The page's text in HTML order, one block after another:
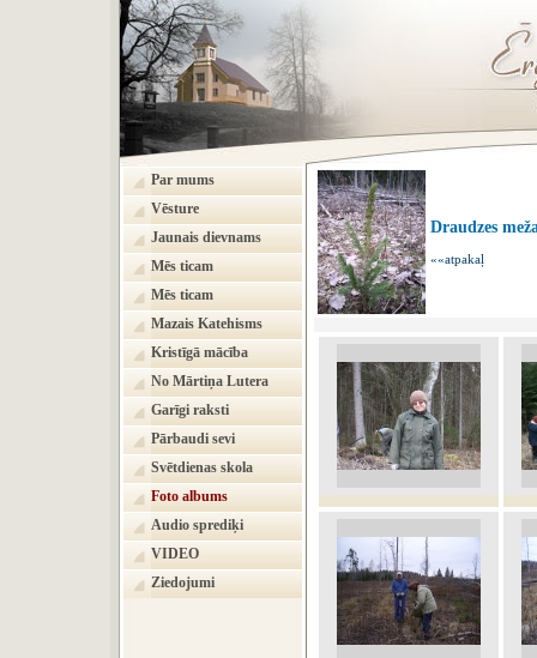
Par mums
Vēsture
Jaunais dievnams
Mēs ticam
Mēs ticam
Mazais Katehisms
Kristīgā mācība
No Mārtiņa Lutera
Garīgi raksti
Pārbaudi sevi
Svētdienas skola
Foto albums
Audio sprediķi
VIDEO
Ziedojumi
Draudzes
««atpakaļ